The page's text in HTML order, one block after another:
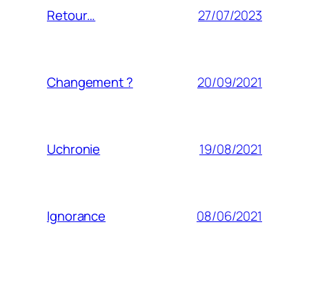
Retour… 27/07/2023
Changement ? 20/09/2021
Uchronie 19/08/2021
Ignorance 08/06/2021